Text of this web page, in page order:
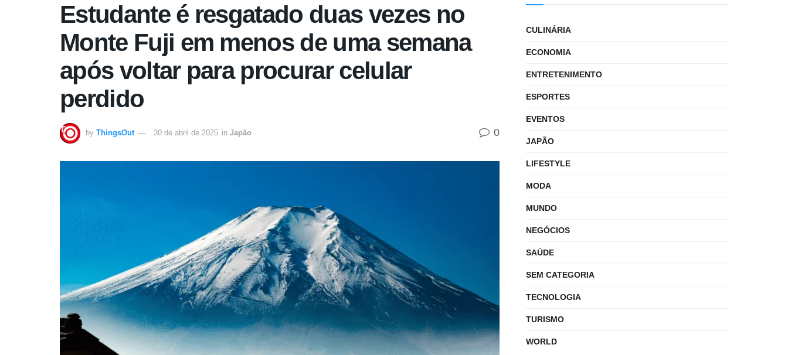
Estudante é resgatado duas vezes no
Monte Fuji em menos de uma semana
após voltar para procurar celular
perdido
by ThingsOut 30 de abril de 2025 in Japão 0
CULINÁRIA
ECONOMIA
ENTRETENIMENTO
ESPORTES
EVENTOS
JAPÃO
LIFESTYLE
MODA
MUNDO
NEGÓCIOS
SAÚDE
SEM CATEGORIA
TECNOLOGIA
TURISMO
WORLD